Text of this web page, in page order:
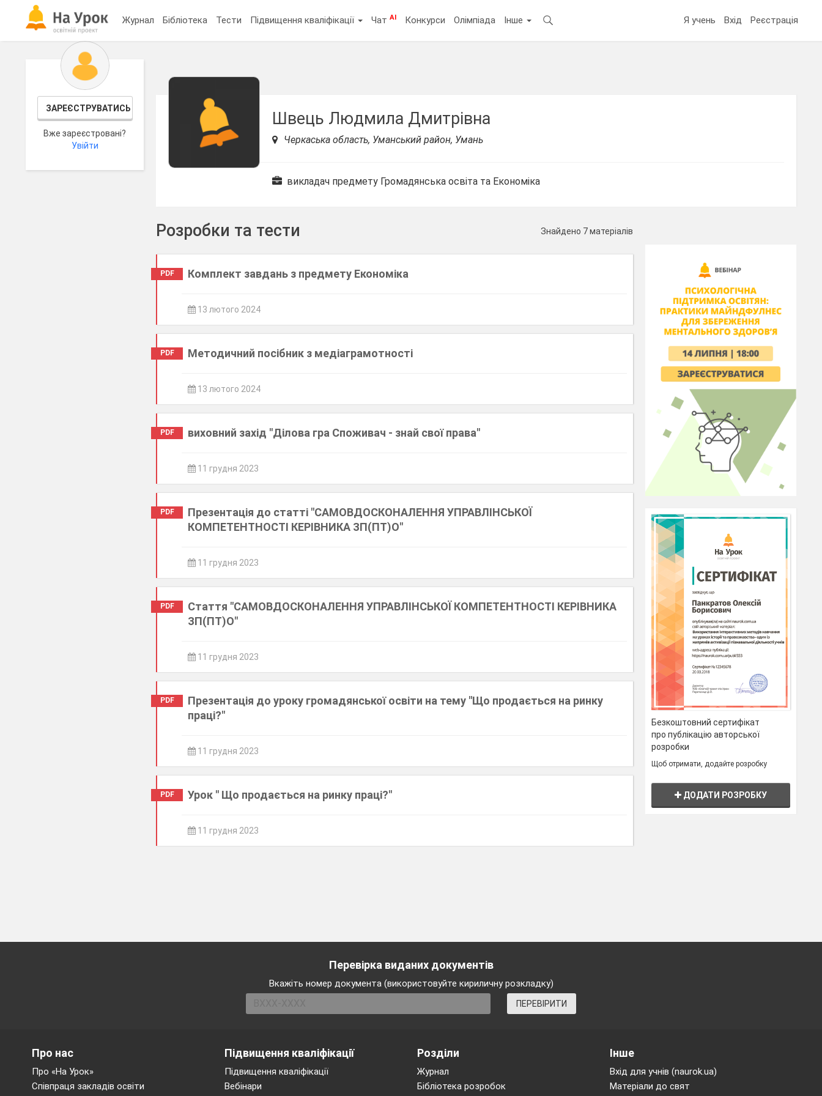
Журнал Бібліотека Тести Підвищення кваліфікації ЧатAI Конкурси Олімпіада Інше Я учень Вхід Реєстрація
ЗАРЕЄСТРУВАТИСЬ
Вже зареєстровані?
Увійти
Швець Людмила Дмитрівна
Черкаська область, Уманський район, Умань
викладач предмету Громадянська освіта та Економіка
Розробки та тести Знайдено 7 матеріалів
PDF Комплект завдань з предмету Економіка
13 лютого 2024
PDF Методичний посібник з медіаграмотності
13 лютого 2024
PDF виховний захід "Ділова гра Споживач - знай свої права"
11 грудня 2023
PDF
Презентація до статті "САМОВДОСКОНАЛЕННЯ УПРАВЛІНСЬКОЇ
КОМПЕТЕНТНОСТІ КЕРІВНИКА ЗП(ПТ)О"
11 грудня 2023
PDF
Стаття "САМОВДОСКОНАЛЕННЯ УПРАВЛІНСЬКОЇ КОМПЕТЕНТНОСТІ КЕРІВНИКА
ЗП(ПТ)О"
11 грудня 2023
PDF
Презентація до уроку громадянської освіти на тему "Що продається на ринку
праці?"
11 грудня 2023
PDF Урок " Що продається на ринку праці?"
11 грудня 2023
Безкоштовний сертифікат
про публікацію авторської
розробки
Щоб отримати, додайте розробку
ДОДАТИ РОЗРОБКУ
Перевірка виданих документів
Вкажіть номер документа (використовуйте кириличну розкладку)
ПЕРЕВІРИТИ
Підвищення кваліфікації
Підвищення кваліфікації
Вебінари
Розділи
Журнал
Бібліотека розробок
Про нас
Про «На Урок»
Співпраця закладів освіти
Інше
Вхід для учнів (naurok.ua)
Матеріали до свят